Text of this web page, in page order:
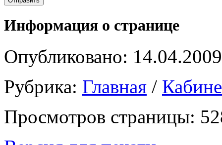
Информация о странице
Опубликовано: 14.04.2009
Рубрика: Главная /
Просмотров страницы: